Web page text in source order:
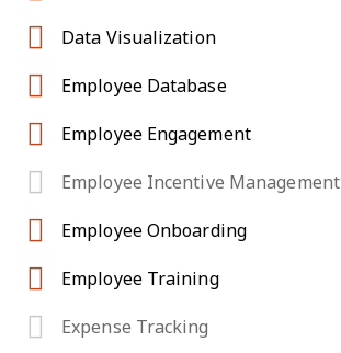
Data Visualization
Employee Database
Employee Engagement
Employee Incentive Management
Employee Onboarding
Employee Training
Expense Tracking